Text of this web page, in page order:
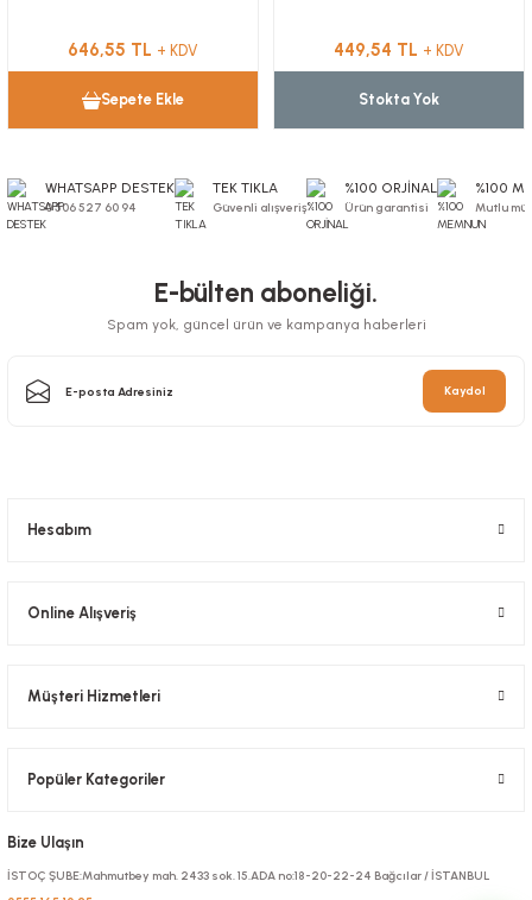
646,55 TL + KDV
Sepete Ekle
449,54 TL + KDV
Stokta Yok
WHATSAPP DESTEK
0 506 527 60 94
TEK TIKLA
Güvenli alışveriş
%100 ORJİNAL
Ürün garantisi
%100
Mutlu
E-bülten aboneliği.
Spam yok, güncel ürün ve kampanya haberleri
Kaydol
Hesabım
Online Alışveriş
Müşteri Hizmetleri
Popüler Kategoriler
Bize Ulaşın
İSTOÇ ŞUBE:Mahmutbey mah. 2433 sok. 15.ADA no:18-20-22-24 Bağcılar / İSTANBUL